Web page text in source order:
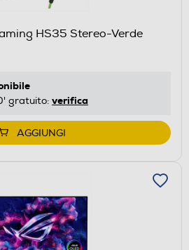
HS35 Stereo-Verde
gratuito: verifica
AGGIUNGI